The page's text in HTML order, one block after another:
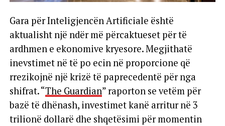
Gara për Inteligjencën Artificiale është
aktualisht një ndër më përcaktueset për të
ardhmen e ekonomive kryesore. Megjithatë
inevstimet në të po ecin në proporcione që
rrezikojnë një krizë të paprecedentë për nga
shifrat. “The Guardian” raporton se vetëm për
bazë të dhënash, investimet kanë arritur në 3
trilionë dollarë dhe shqetësimi për momentin